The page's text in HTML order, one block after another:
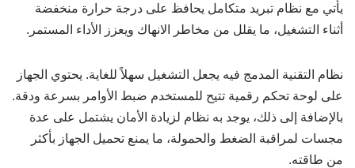
يأتي مع نظام تبريد متكامل يحافظ على درجة حرارة منخفضة
أثناء التشغيل، ما يقلل من مخاطر الانهاك ويعزز الأداء المستمر.
نظام التقنية المدمج فيه يجعل التشغيل سهلاً للغاية. يحتوي الجهاز
على لوحة تحكم رقمية تتيح للمستخدم ضبط الأوامر بسرعة ودقة.
بالإضافة إلى ذلك، يوجد به نظام لزيادة الأمان يشتمل على عدة
مجسات لمراقبة الضغط والحمولة، ما يمنع تحميل الجهاز بأكثر
من طاقته.